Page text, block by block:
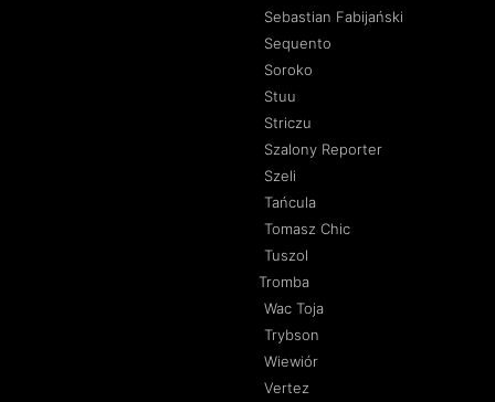
Sebastian Fabijański
Sequento
Soroko
Stuu
Striczu
Szalony Reporter
Szeli
Tańcula
Tomasz Chic
Tuszol
Tromba
Wac Toja
Trybson
Wiewiór
Vertez